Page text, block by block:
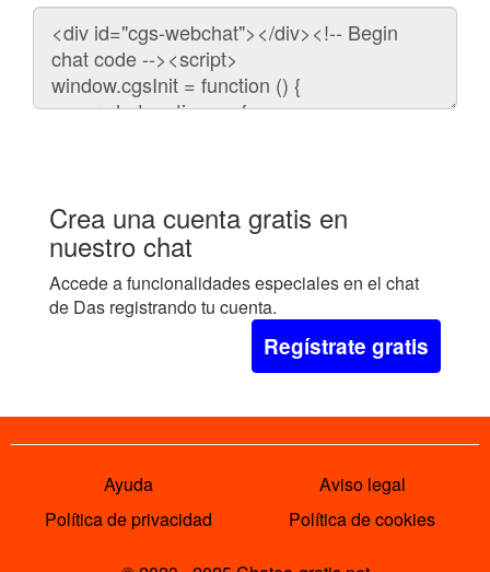
Código
para
embeber
chat
Crea una cuenta gratis en
nuestro chat
Accede a funcionalidades especiales en el chat
de Das registrando tu cuenta.
Regístrate gratis
Ayuda
Aviso legal
Política de privacidad
Política de cookies